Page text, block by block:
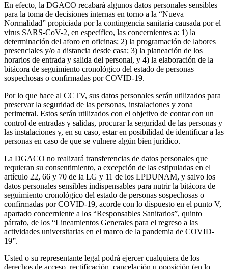
En efecto, la DGACO recabará algunos datos personales sensibles
para la toma de decisiones internas en torno a la “Nueva
Normalidad” propiciada por la contingencia sanitaria causada por el
virus SARS-CoV-2, en específico, las concernientes a: 1) la
determinación del aforo en oficinas; 2) la programación de labores
presenciales y/o a distancia desde casa; 3) la planeación de los
horarios de entrada y salida del personal, y 4) la elaboración de la
bitácora de seguimiento cronológico del estado de personas
sospechosas o confirmadas por COVID-19.
Por lo que hace al CCTV, sus datos personales serán utilizados para
preservar la seguridad de las personas, instalaciones y zona
perimetral. Estos serán utilizados con el objetivo de contar con un
control de entradas y salidas, procurar la seguridad de las personas y
las instalaciones y, en su caso, estar en posibilidad de identificar a las
personas en caso de que se vulnere algún bien jurídico.
La DGACO no realizará transferencias de datos personales que
requieran su consentimiento, a excepción de las estipuladas en el
artículo 22, 66 y 70 de la LG y 11 de los LPDUNAM, y salvo los
datos personales sensibles indispensables para nutrir la bitácora de
seguimiento cronológico del estado de personas sospechosas o
confirmadas por COVID-19, acorde con lo dispuesto en el punto V,
apartado concerniente a los “Responsables Sanitarios”, quinto
párrafo, de los “Lineamientos Generales para el regreso a las
actividades universitarias en el marco de la pandemia de COVID-
19”.
Usted o su representante legal podrá ejercer cualquiera de los